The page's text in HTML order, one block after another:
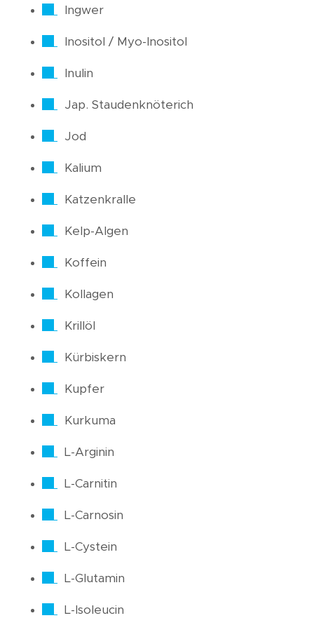
Ingwer
Inositol / Myo-Inositol
Inulin
Jap. Staudenknöterich
Jod
Kalium
Katzenkralle
Kelp-Algen
Koffein
Kollagen
Krillöl
Kürbiskern
Kupfer
Kurkuma
L-Arginin
L-Carnitin
L-Carnosin
L-Cystein
L-Glutamin
L-Isoleucin